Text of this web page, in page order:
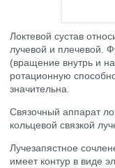
Локтевой сустав
лучевой и плечевой.
(вращение внутрь и
ротационную
значительна.
Связочный аппарат
кольцевой связкой
Лучезапястное
имеет контур в виде